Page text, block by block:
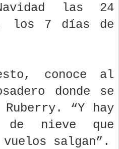
las 24
los 7 días de
conoce al
donde se
“Y hay
de nieve que
salgan”.